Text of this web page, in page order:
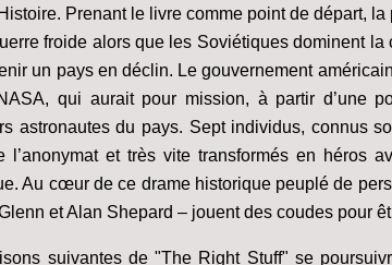
Prenant le livre comme point de départ,
froide alors que les Soviétiques dominent
un pays en déclin. Le gouvernement
qui aurait pour mission, à partir d’une
astronautes du pays. Sept individus, connus
l’anonymat et très vite transformés en héros
Au cœur de ce drame historique peuplé de
et Alan Shepard – jouent des coudes pour
suivantes de "The Right Stuff" se